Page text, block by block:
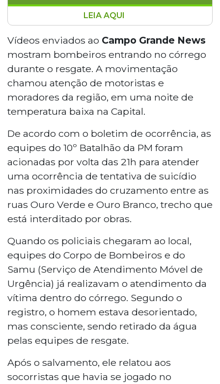
Um homem de 48 anos foi resgatado de um
córrego na Avenida Ernesto Geisel, em Campo
Grande, na noite de domingo (10), após ser
registrado como tentativa de suicídio.
Bombeiros, Samu e Polícia Militar atenderam a
ocorrência. A vítima, consciente, foi
encaminhada à Santa Casa. O CVV oferece
LEIA AQUI
Vídeos enviados ao Campo Grande News
mostram bombeiros entrando no córrego
durante o resgate. A movimentação
chamou atenção de motoristas e
moradores da região, em uma noite de
temperatura baixa na Capital.
De acordo com o boletim de ocorrência, as
equipes do 10º Batalhão da PM foram
acionadas por volta das 21h para atender
uma ocorrência de tentativa de suicídio
nas proximidades do cruzamento entre as
ruas Ouro Verde e Ouro Branco, trecho que
está interditado por obras.
Quando os policiais chegaram ao local,
equipes do Corpo de Bombeiros e do
Samu (Serviço de Atendimento Móvel de
Urgência) já realizavam o atendimento da
vítima dentro do córrego. Segundo o
registro, o homem estava desorientado,
mas consciente, sendo retirado da água
pelas equipes de resgate.
Após o salvamento, ele relatou aos
socorristas que havia se jogado no